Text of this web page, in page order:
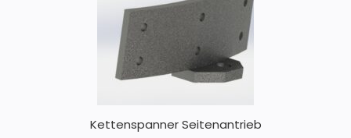
Kettenspanner Seitenantrieb